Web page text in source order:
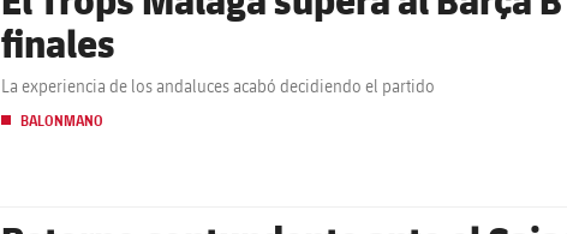
finales
La experiencia de los andaluces acabó decidiendo el partido
BALONMANO